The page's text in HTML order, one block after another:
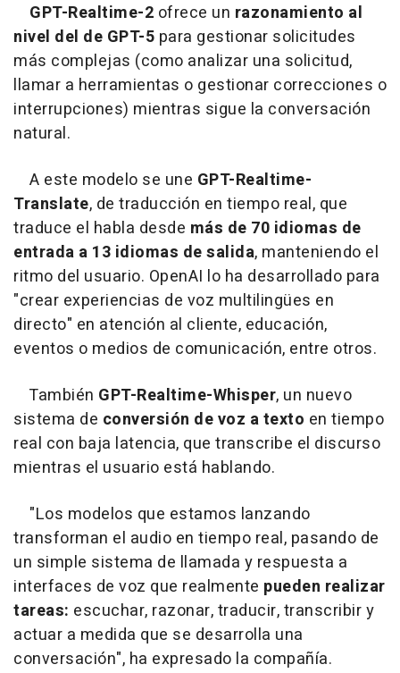
GPT-Realtime-2 ofrece un razonamiento al
nivel del de GPT-5 para gestionar solicitudes
más complejas (como analizar una solicitud,
llamar a herramientas o gestionar correcciones o
interrupciones) mientras sigue la conversación
natural.
A este modelo se une GPT-Realtime-
Translate, de traducción en tiempo real, que
traduce el habla desde más de 70 idiomas de
entrada a 13 idiomas de salida, manteniendo el
ritmo del usuario. OpenAI lo ha desarrollado para
"crear experiencias de voz multilingües en
directo" en atención al cliente, educación,
eventos o medios de comunicación, entre otros.
También GPT-Realtime-Whisper, un nuevo
sistema de conversión de voz a texto en tiempo
real con baja latencia, que transcribe el discurso
mientras el usuario está hablando.
"Los modelos que estamos lanzando
transforman el audio en tiempo real, pasando de
un simple sistema de llamada y respuesta a
interfaces de voz que realmente pueden realizar
tareas: escuchar, razonar, traducir, transcribir y
actuar a medida que se desarrolla una
conversación", ha expresado la compañía.